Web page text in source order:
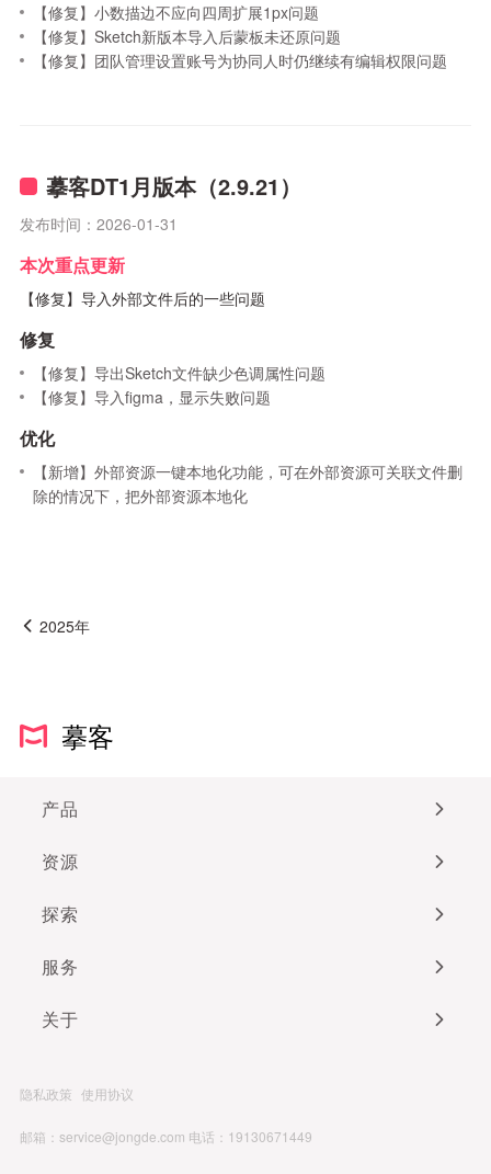
【修复】小数描边不应向四周扩展1px问题
【修复】Sketch新版本导入后蒙板未还原问题
【修复】团队管理设置账号为协同人时仍继续有编辑权限问题
摹客DT1月版本（2.9.21）
发布时间：2026-01-31
本次重点更新
【修复】导入外部文件后的一些问题
修复
【修复】导出Sketch文件缺少色调属性问题
【修复】导入figma，显示失败问题
优化
【新增】外部资源一键本地化功能，可在外部资源可关联文件删
除的情况下，把外部资源本地化
2025年
摹客
产品
资源
探索
服务
关于
隐私政策 使用协议
邮箱：service@jongde.com 电话：19130671449